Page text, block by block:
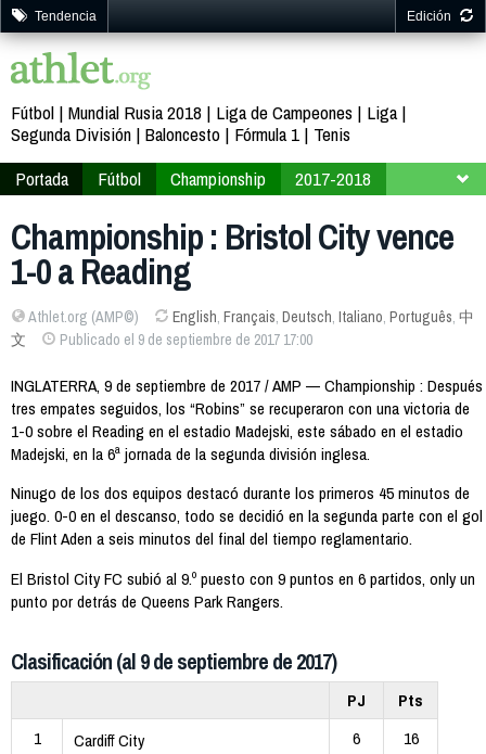
Tendencia Edición
Fútbol Mundial Rusia 2018 Liga de Campeones
Liga
Segunda División Baloncesto Fórmula 1
Tenis
Portada
Fútbol Championship
2017-2018
Championship : Bristol City vence
1-0 a Reading
Athlet.org (AMP©) English, Français, Deutsch, Italiano, Português, 中
文
Publicado el 9 de septiembre de 2017 17:00
INGLATERRA, 9 de septiembre de 2017 / AMP — Championship : Después
tres empates seguidos, los “Robins” se recuperaron con una victoria de
1-0 sobre el Reading en el estadio Madejski, este sábado en el estadio
Madejski, en la 6ª jornada de la segunda división inglesa.
Ninugo de los dos equipos destacó durante los primeros 45 minutos de
juego. 0-0 en el descanso, todo se decidió en la segunda parte con el gol
de Flint Aden a seis minutos del final del tiempo reglamentario.
El Bristol City FC subió al 9.º puesto con 9 puntos en 6 partidos, only un
punto por detrás de Queens Park Rangers.
Clasificación (al 9 de septiembre de 2017)
PJ
Pts
1
Cardiff City 6
16